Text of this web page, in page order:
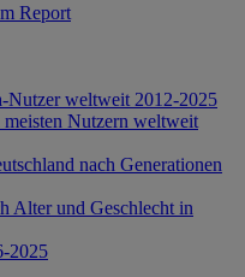
Report
Nutzer weltweit 2012-2025
Nutzern weltweit
nach Generationen
Alter und Geschlecht in
2025